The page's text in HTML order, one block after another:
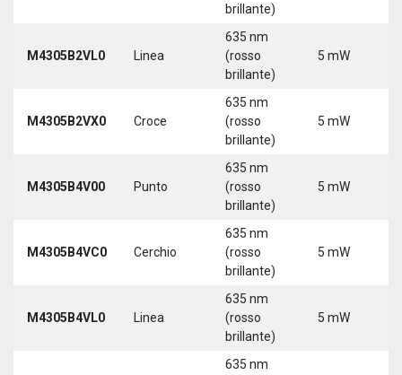
brillante)
M4305B2VL0 Linea
635 nm
(rosso
brillante)
5 mW
M4305B2VX0 Croce
635 nm
(rosso
brillante)
5 mW
M4305B4V00 Punto
635 nm
(rosso
brillante)
5 mW
M4305B4VC0 Cerchio
635 nm
(rosso
brillante)
5 mW
M4305B4VL0 Linea
635 nm
(rosso
brillante)
5 mW
635 nm